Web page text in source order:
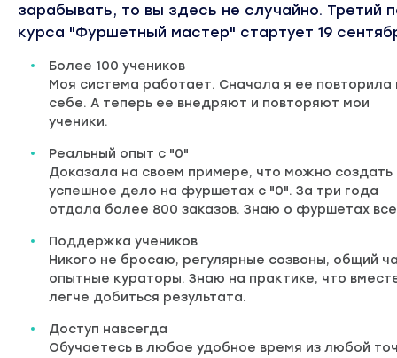
зарабывать, то вы здесь не случайно. Третий
курса "Фуршетный мастер" стартует 19
Более 100 учеников
Моя система работает. Сначала я ее повторила
себе. А теперь ее внедряют и повторяют мои
ученики.
Реальный опыт с "0"
Доказала на своем примере, что можно создать
успешное дело на фуршетах с "0". За три года
отдала более 800 заказов. Знаю о фуршетах все
Поддержка учеников
Никого не бросаю, регулярные созвоны, общий
опытные кураторы. Знаю на практике, что
легче добиться результата.
Доступ навсегда
Обучаетесь в любое удобное время из любой